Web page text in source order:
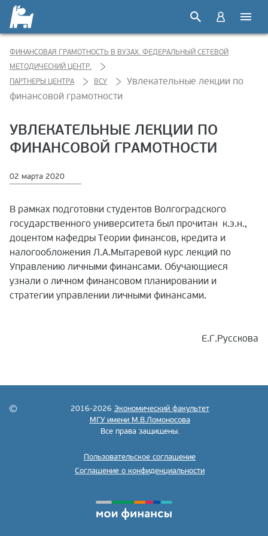
ФИНАНСОВАЯ ГРАМОТНОСТЬ В ВУЗАХ. ФЕДЕРАЛЬНЫЙ СЕТЕВОЙ
МЕТОДИЧЕСКИЙ ЦЕНТР.
ПАРТНЕРЫ ЦЕНТРА
ВСУ
Увлекательные лекции по
финансовой грамотности
УВЛЕКАТЕЛЬНЫЕ ЛЕКЦИИ ПО
ФИНАНСОВОЙ ГРАМОТНОСТИ
02 марта 2020
В рамках подготовки студентов Волгоградского
государственного университета был прочитан к.э.н.,
доцентом кафедры Теории финансов, кредита и
налогообложения Л.А.Мытаревой курс лекций по
Управлению личными финансами. Обучающиеся
узнали о личном финансовом планировании и
стратегии управлении личными финансами.
Е.Г.Русскова
2016-2026 Экономический факультет
МГУ имени М.В.Ломоносова
Все права защищены.
Пользовательское соглашение
Соглашение о конфиденциальности